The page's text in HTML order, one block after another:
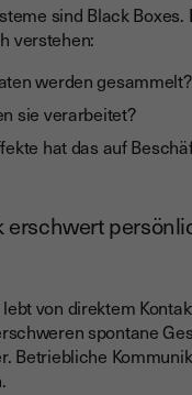
sind Black Boxes.
verstehen:
werden gesammelt?
sie verarbeitet?
hat das auf
erschwert
lebt von direktem
spontane
Betriebliche